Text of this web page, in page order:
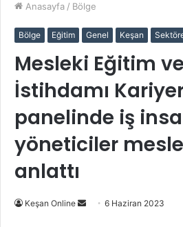
Anasayfa / Bölge
Bölge Eğitim Genel Keşan
Mesleki Eğitim
İstihdamı
panelinde iş
yöneticiler
anlattı
Keşan Online
Bir
6 Haziran 2023